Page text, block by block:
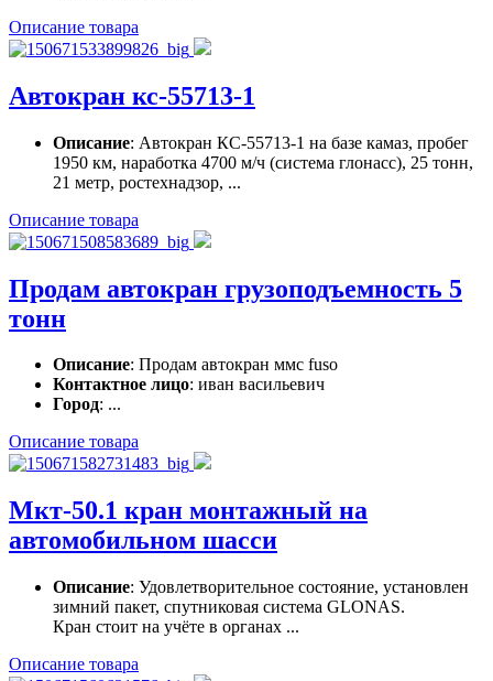
Описание товара
Автокран кс-55713-1
Описание: Автокран КС-55713-1 на базе камаз, пробег
1950 км, наработка 4700 м/ч (система глонасс), 25 тонн,
21 метр, ростехнадзор, ...
Описание товара
Продам автокран грузоподъемность 5
тонн
Описание: Продам автокран ммс fuso
Контактное лицо: иван васильевич
Город: ...
Описание товара
Мкт-50.1 кран монтажный на
автомобильном шасси
Описание: Удовлетворительное состояние, установлен
зимний пакет, спутниковая система GLONAS.
Кран стоит на учёте в органах ...
Описание товара